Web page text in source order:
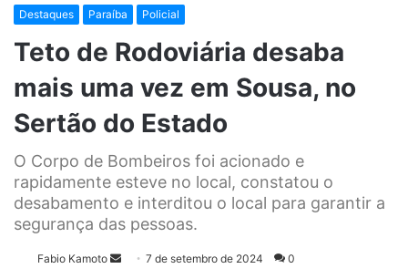
Destaques Paraíba Policial
Teto de Rodoviária desaba
mais uma vez em Sousa, no
Sertão do Estado
O Corpo de Bombeiros foi acionado e
rapidamente esteve no local, constatou o
desabamento e interditou o local para garantir a
segurança das pessoas.
Fabio Kamoto 7 de setembro de 2024 0